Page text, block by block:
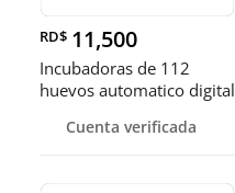
RD$ 11,500
Incubadoras de 112
huevos automatico digital
Cuenta verificada